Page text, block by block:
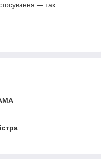
— так.